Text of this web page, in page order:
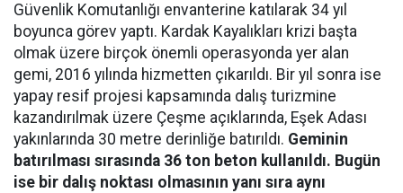
Güvenlik Komutanlığı envanterine katılarak 34 yıl
boyunca görev yaptı. Kardak Kayalıkları krizi başta
olmak üzere birçok önemli operasyonda yer alan
gemi, 2016 yılında hizmetten çıkarıldı. Bir yıl sonra ise
yapay resif projesi kapsamında dalış turizmine
kazandırılmak üzere Çeşme açıklarında, Eşek Adası
yakınlarında 30 metre derinliğe batırıldı. Geminin
batırılması sırasında 36 ton beton kullanıldı. Bugün
ise bir dalış noktası olmasının yanı sıra aynı